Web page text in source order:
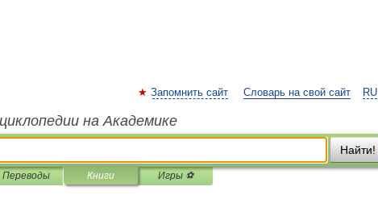
RU
Запомнить сайт Словарь на свой сайт
на Академике
Найти!
Переводы Книги Игры ⚽